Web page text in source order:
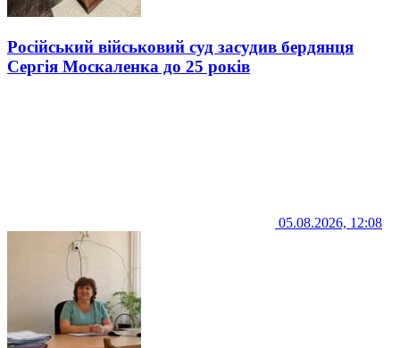
Російський військовий суд засудив бердянця
Сергія Москаленка до 25 років
05.08.2026, 12:08